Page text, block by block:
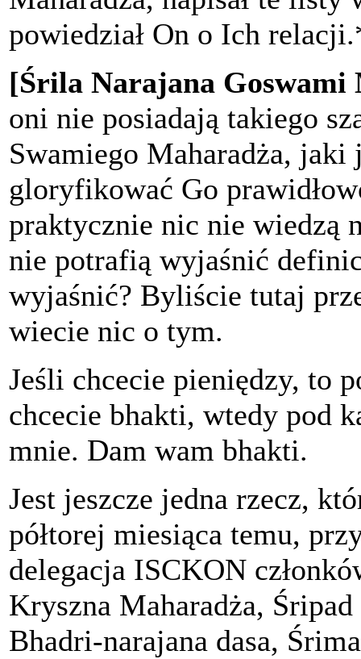
powiedział On o Ich
[Śrila Narajana Goswami
oni nie posiadają takiego
Swamiego Maharadża,
gloryfikować Go
praktycznie nic nie wiedzą
nie potrafią wyjaśnić
wyjaśnić? Byliście tutaj
wiecie nic o tym.
Jeśli chcecie pieniędzy, to
chcecie bhakti, wtedy pod
mnie. Dam wam bhakti.
Jest jeszcze jedna rzecz,
półtorej miesiąca temu,
delegacja ISCKON
Kryszna Maharadża,
Bhadri-narajana dasa,